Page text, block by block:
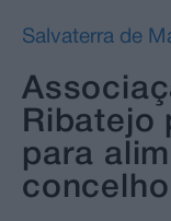
Salvaterra de
Ribatejo
para
concelho